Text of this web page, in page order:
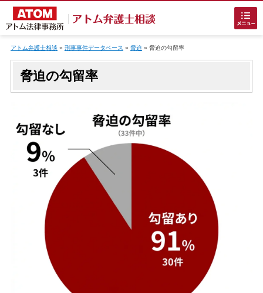
ホームに戻る
刑事事件 でお困りの方
刑事事件の無料相談
接見・面会を弁護士に依頼
刑事事件を示談で解決したい
アトム弁護士相談 » 刑事事件データベース » 脅迫 » 脅迫の勾留率
脅迫の勾留率